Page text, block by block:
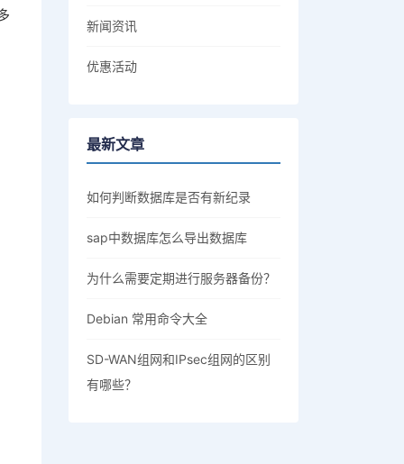
新闻资讯
优惠活动
最新文章
如何判断数据库是否有新纪录
sap中数据库怎么导出数据库
为什么需要定期进行服务器备份？
Debian 常用命令大全
SD-WAN组网和IPsec组网的区别
有哪些？